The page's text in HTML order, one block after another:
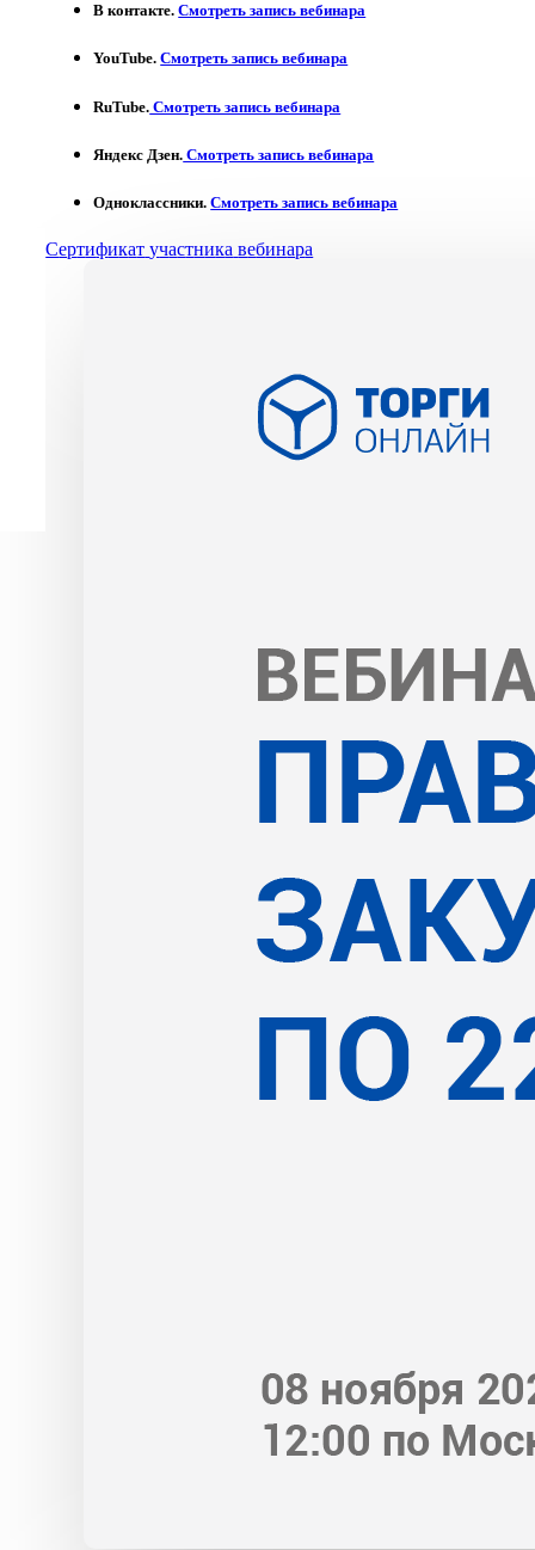
В контакте.Смотреть запись вебинара
YouTube. Смотреть запись вебинара
RuTube. Смотреть запись вебинара
Яндекс Дзен. Смотреть запись вебинара
Одноклассники. Смотреть запись вебинара
Сертификат участника вебинара